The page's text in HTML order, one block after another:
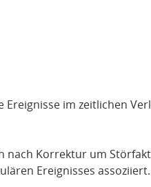
im zeitlichen
nach Korrektur um
Ereignisses assoziiert.